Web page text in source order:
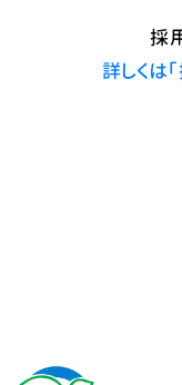
採
詳しくは